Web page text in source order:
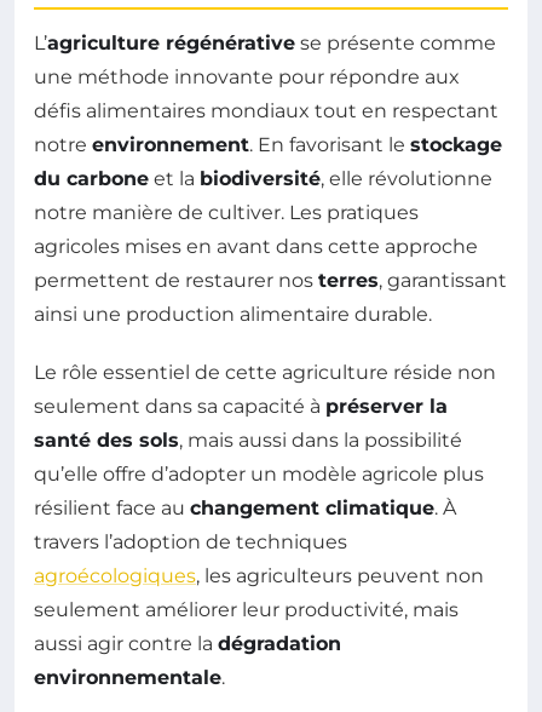
L’agriculture régénérative se présente comme
une méthode innovante pour répondre aux
défis alimentaires mondiaux tout en respectant
notre environnement. En favorisant le stockage
du carbone et la biodiversité, elle révolutionne
notre manière de cultiver. Les pratiques
agricoles mises en avant dans cette approche
permettent de restaurer nos terres, garantissant
ainsi une production alimentaire durable.
Le rôle essentiel de cette agriculture réside non
seulement dans sa capacité à préserver la
santé des sols, mais aussi dans la possibilité
qu’elle offre d’adopter un modèle agricole plus
résilient face au changement climatique. À
travers l’adoption de techniques
agroécologiques, les agriculteurs peuvent non
seulement améliorer leur productivité, mais
aussi agir contre la dégradation
environnementale.